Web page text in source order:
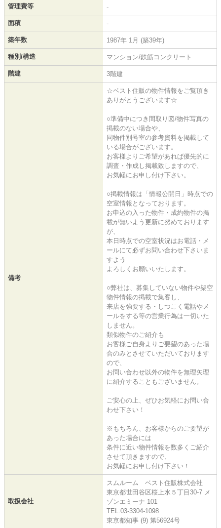
管理費等 -
面積 -
築年数 1987年 1月 (築39年)
種別/構造 マンション/鉄筋コンクリート
階建 3階建
備考
☆ベスト住販の物件情報をご覧頂き
ありがとうございます☆
○準備中につき間取り図/物件写真の
掲載のない場合や、
同物件別号室の参考資料を掲載して
いる場合がございます。
お客様よりご希望があれば優先的に
調査・作成し掲載致しますので、
お気軽にお申し付け下さい。
○掲載情報は「情報公開日」時点での
空室情報となっております。
お申込の入った物件・成約物件の掲
載が無いよう更新に努めております
が、
本日時点での空室状況はお電話・メ
ールにて必ずお問い合わせ下さいま
すよう
よろしくお願いいたします。
○弊社は、募集していない物件や架空
物件情報の掲載で集客し、
来店を強要する・しつこく電話やメ
ールをする等の営業行為は一切いた
しません。
類似物件のご紹介も
お客様ご自身よりご要望のあった場
合のみとさせていただいております
ので、
お問い合わせ以外の物件を無理矢理
に紹介することもございません。
ご安心の上、ぜひお気軽にお問い合
わせ下さい！
※もちろん、お客様からのご要望が
あった場合には
条件に近い物件情報を数多くご紹介
させて頂きますので、
お気軽にお申し付け下さい！
取扱会社
スムルーム ベスト住販株式会社
東京都世田谷区桜上水５丁目30-7 メ
ゾンエミーナ 101
TEL:03-3304-1098
東京都知事 (9) 第56924号